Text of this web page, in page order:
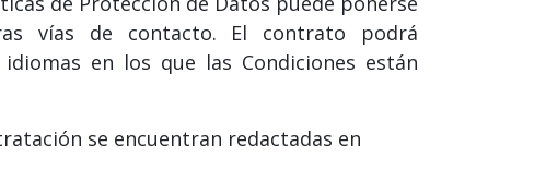
vías de contacto. El contrato podrá
en los que las Condiciones están
se encuentran redactadas en